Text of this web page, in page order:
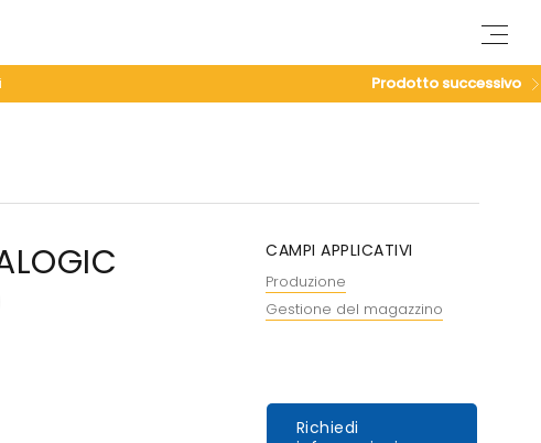
M
u
Prodotto successivo
CAMPI APPLICATIVI
Produzione
Gestione del magazzino
Richiedi